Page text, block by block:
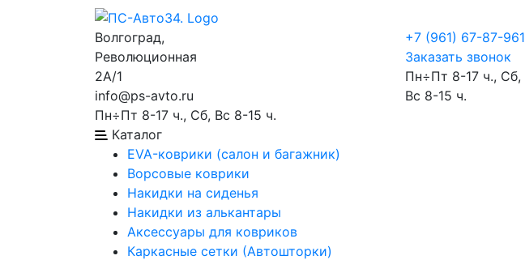
Волгоград,
Революционная
2А/1
info@ps-avto.ru
+7 (961) 67-87-961
Заказать звонок
Пн÷Пт 8-17 ч., Сб,
Вс 8-15 ч.
Пн÷Пт 8-17 ч., Сб, Вс 8-15 ч.
Каталог
EVA-коврики (салон и багажник)
Ворсовые коврики
Накидки на сиденья
Накидки из алькантары
Аксессуары для ковриков
Каркасные сетки (Автошторки)